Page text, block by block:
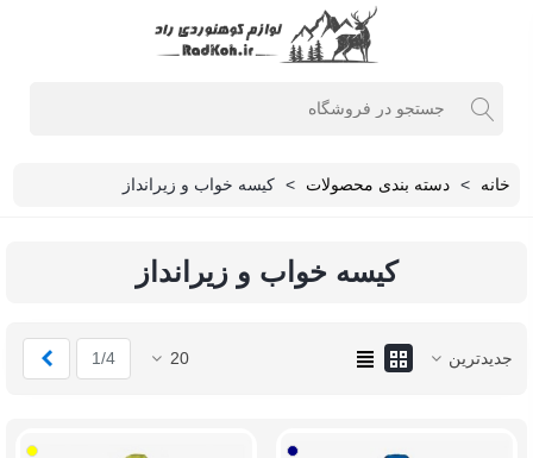
خانه > دسته بندی محصولات > کیسه خواب و زیرانداز
کیسه خواب و زیرانداز
جدیدترین 20
1/4